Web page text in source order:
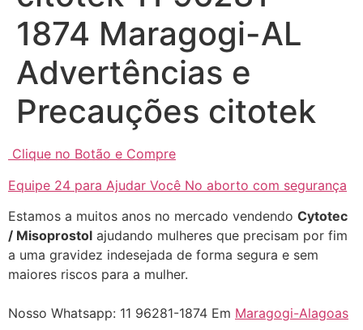
1874 Maragogi-AL
Advertências e
Precauções citotek
Clique no Botão e Compre
Equipe 24 para Ajudar Você No aborto com segurança
Estamos a muitos anos no mercado vendendo Cytotec
/ Misoprostol ajudando mulheres que precisam por fim
a uma gravidez indesejada de forma segura e sem
maiores riscos para a mulher.
Nosso Whatsapp: 11 96281-1874 Em Maragogi-Alagoas
em http://www.proaborto.com)
Eu estou preparada em varias
áreas mas psicologicamente p ter
22/05/2026 17:09:20
em http://www.proaborto.com)
22/05/2026 17:09:25
G (1199866**** em
Mulheres vocês sabem dizer